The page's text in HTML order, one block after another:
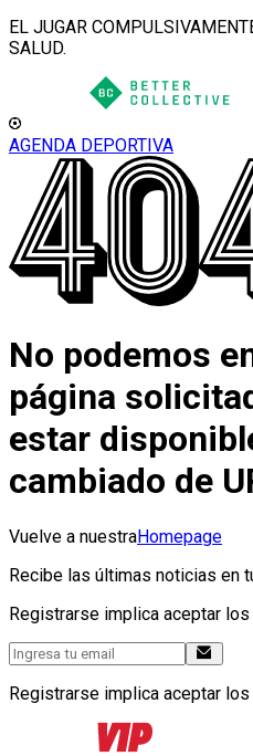
EL JUGAR
SALUD.
AGENDA DEPORTIVA
No podemos
página
estar
cambiado de
Vuelve a nuestraHomepage
Recibe las últimas noticias en
Registrarse implica aceptar los
Registrarse implica aceptar los